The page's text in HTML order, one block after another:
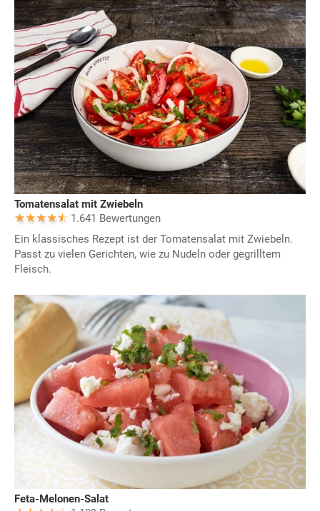
Tomatensalat mit Zwiebeln
1.641 Bewertungen
Ein klassisches Rezept ist der Tomatensalat mit Zwiebeln.
Passt zu vielen Gerichten, wie zu Nudeln oder gegrilltem
Fleisch.
Feta-Melonen-Salat